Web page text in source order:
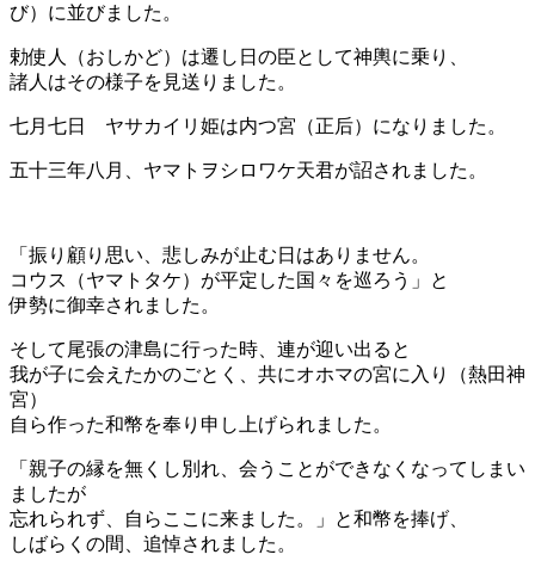
び）に並びました。
勅使人（おしかど）は遷し日の臣として神輿に乗り、
諸人はその様子を見送りました。
七月七日 ヤサカイリ姫は内つ宮（正后）になりました。
五十三年八月、ヤマトヲシロワケ天君が詔されました。
「振り顧り思い、悲しみが止む日はありません。
コウス（ヤマトタケ）が平定した国々を巡ろう」と
伊勢に御幸されました。
そして尾張の津島に行った時、連が迎い出ると
我が子に会えたかのごとく、共にオホマの宮に入り（熱田神
宮）
自ら作った和幣を奉り申し上げられました。
「親子の縁を無くし別れ、会うことができなくなってしまい
ましたが
忘れられず、自らここに来ました。」と和幣を捧げ、
しばらくの間、追悼されました。